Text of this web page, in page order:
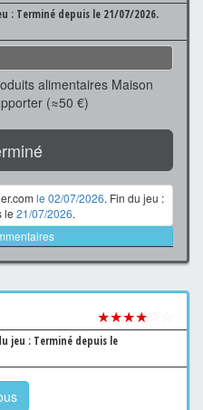
: Terminé depuis le 21/07/2026.
alimentaires Maison
(≈50 €)
le 02/07/2026. Fin du jeu :
le 21/07/2026.
★★★★
jeu : Terminé depuis le